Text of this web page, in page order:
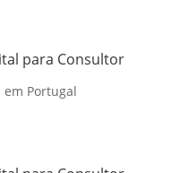
para Consultor
Portugal